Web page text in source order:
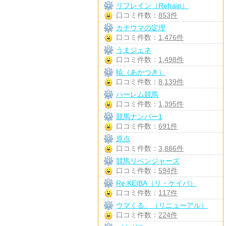
リフレイン（Refrain）
口コミ件数： 853件
カチウマの定理
口コミ件数： 1,476件
うまジェネ
口コミ件数： 1,498件
暁（あかつき）
口コミ件数： 8,139件
ハーレム競馬
口コミ件数： 1,395件
競馬ナンバー1
口コミ件数： 691件
原点
口コミ件数： 3,886件
競馬リベンジャーズ
口コミ件数： 594件
Re:KEIBA（リ・ケイバ）
口コミ件数： 117件
ウマくる。（リニューアル）
口コミ件数： 224件